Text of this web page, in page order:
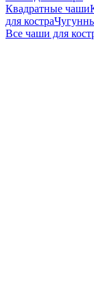
Квадратные чаши
для костра
Все чаши для